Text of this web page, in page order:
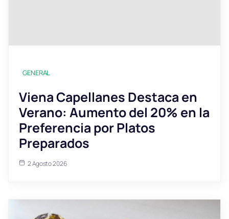
GENERAL
Viena Capellanes Destaca en
Verano: Aumento del 20% en la
Preferencia por Platos
Preparados
2 Agosto 2026